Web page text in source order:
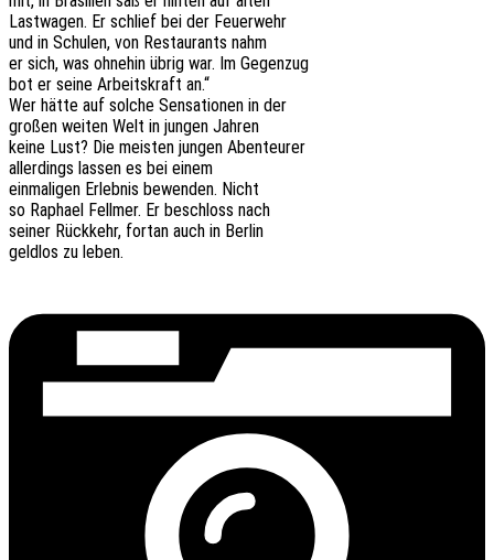
Last­wa­gen. Er schlief bei der Feuerwehr
und in Schu­len, von Restau­rants nahm
er sich, was ohne­hin übrig war. Im Gegenzug
bot er seine Arbeits­kraft an.“
Wer hätte auf solche Sensa­tio­nen in der
großen weiten Welt in jungen Jahren
keine Lust? Die meis­ten jungen Abenteurer
aller­dings lassen es bei einem
einma­li­gen Erleb­nis bewen­den. Nicht
so Rapha­el Fell­mer. Er beschloss nach
seiner Rück­kehr, fortan auch in Berlin
geld­los zu leben.